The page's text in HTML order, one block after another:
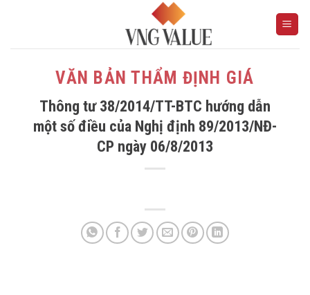
VĂN BẢN THẨM ĐỊNH GIÁ
Thông tư 38/2014/TT-BTC hướng dẫn
một số điều của Nghị định 89/2013/NĐ-
CP ngày 06/8/2013